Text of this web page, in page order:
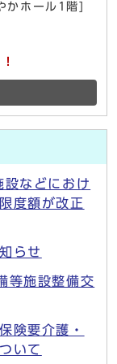
かホール1階]
設などにおけ
度額が改正
らせ
等施設整備交
険要介護・
いて